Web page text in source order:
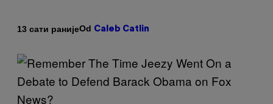
13 сати ранијеOd Caleb Catlin